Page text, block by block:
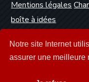
Notre site Internet
assurer une meilleure
Mentions légales
boîte à idées
Dunkerque